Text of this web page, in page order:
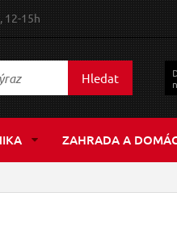
12-15h
Hledat
ZAHRADA A